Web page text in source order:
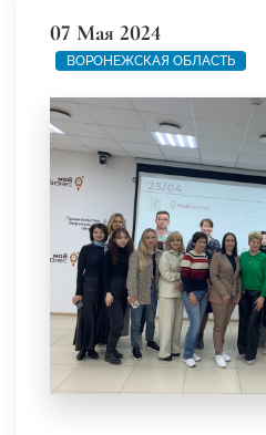
07 Мая 2024
ВОРОНЕЖСКАЯ ОБЛАСТЬ